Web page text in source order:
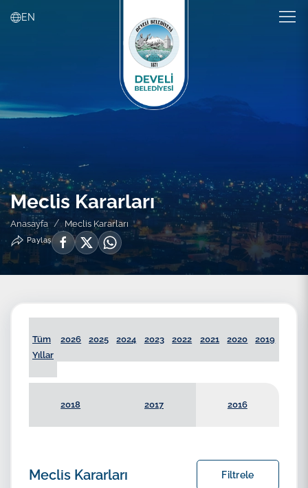
EN
Meclis Kararları
Anasayfa Meclis Kararları
Paylaş
Tüm
Yıllar
2026 2025 2024 2023 2022 2021 2020 2019
2018 2017 2016
Meclis Kararları Filtrele